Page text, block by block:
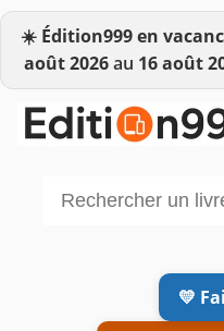
☀️ Édition999 en
août 2026au 16 août
💛